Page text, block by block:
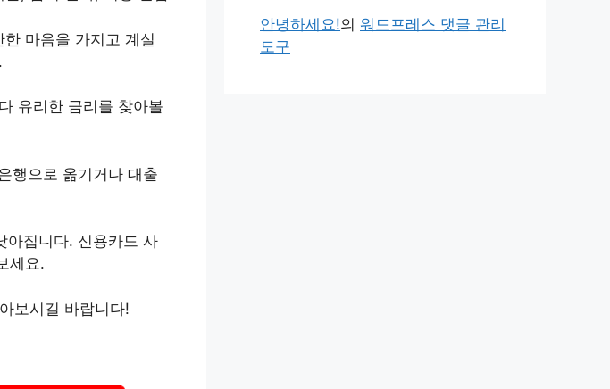
마음을 가지고 계실
유리한 금리를 찾아볼
행으로 옮기거나 대출
아집니다. 신용카드 사
세요.
보시길 바랍니다!
안녕하세요!의 워드프레스 댓글 관리
도구